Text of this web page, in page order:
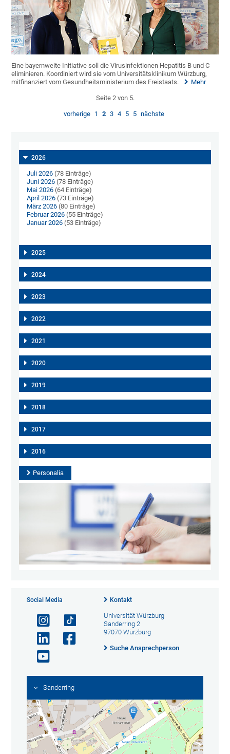
Eine bayernweite Initiative soll die Virusinfektionen Hepatitis B und C
eliminieren. Koordiniert wird sie vom Universitätsklinikum Würzburg,
mitfinanziert vom Gesundheitsministerium des Freistaats.
Mehr
Seite 2 von 5.
vorherige 1 2 3 4 5 5 nächste
2026
Juli 2026 (78 Einträge)
Juni 2026 (78 Einträge)
Mai 2026 (64 Einträge)
April 2026 (73 Einträge)
März 2026 (80 Einträge)
Februar 2026 (55 Einträge)
Januar 2026 (53 Einträge)
2025
2024
2023
2022
2021
2020
2019
2018
2017
2016
Personalia
Social Media Kontakt
Universität Würzburg
Sanderring 2
97070 Würzburg
Suche Ansprechperson
Sanderring